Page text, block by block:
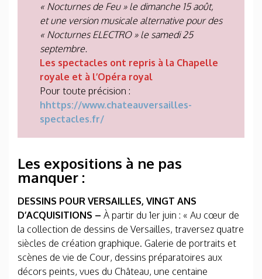
« Nocturnes de Feu » le dimanche 15 août,
et une version musicale alternative pour des
« Nocturnes ELECTRO » le samedi 25
septembre.
Les spectacles ont repris à la Chapelle
royale et à l’Opéra royal
Pour toute précision :
hhttps://www.chateauversailles-
spectacles.fr/
Les expositions à ne pas
manquer :
DESSINS POUR VERSAILLES, VINGT ANS
D’ACQUISITIONS – À partir du 1er juin : « Au cœur de
la collection de dessins de Versailles, traversez quatre
siècles de création graphique. Galerie de portraits et
scènes de vie de Cour, dessins préparatoires aux
décors peints, vues du Château, une centaine